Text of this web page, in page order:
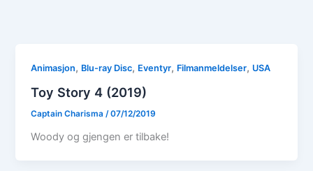
Animasjon, Blu-ray Disc, Eventyr, Filmanmeldelser, USA
Toy Story 4 (2019)
Captain Charisma/07/12/2019
Woody og gjengen er tilbake!